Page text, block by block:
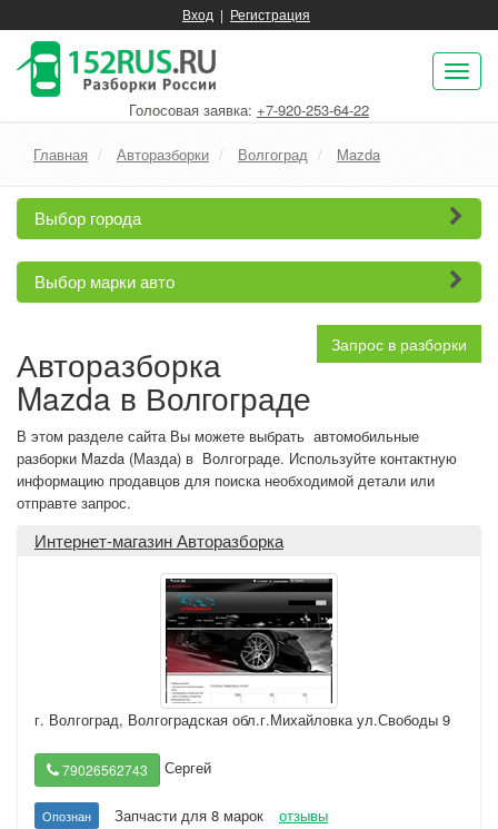
Вход | Регистрация
Голосовая заявка: +7-920-253-64-22
Главная Авторазборки Волгоград Mazda
Выбор города
Выбор марки авто
Запрос в разборки
Авторазборка
Mazda в Волгограде
В этом разделе сайта Вы можете выбрать автомобильные
разборки Mazda (Мазда) в Волгограде. Используйте контактную
информацию продавцов для поиска необходимой детали или
отправте запрос.
Интернет-магазин Авторазборка
г. Волгоград, Волгоградская обл.г.Михайловка ул.Свободы 9
79026562743 Сергей
Опознан Запчасти для 8 марок
отзывы